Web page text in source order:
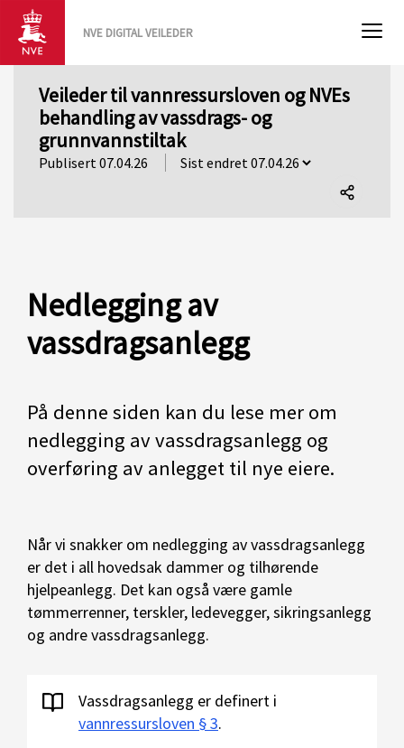
NVE DIGITAL VEILEDER
Veileder til vannressursloven og NVEs
behandling av vassdrags- og
grunnvannstiltak
Publisert 07.04.26
Nedlegging av
vassdragsanlegg
På denne siden kan du lese mer om
nedlegging av vassdragsanlegg og
overføring av anlegget til nye eiere.
Når vi snakker om nedlegging av vassdragsanlegg
er det i all hovedsak dammer og tilhørende
hjelpeanlegg. Det kan også være gamle
tømmerrenner, terskler, ledevegger, sikringsanlegg
og andre vassdragsanlegg.
Vassdragsanlegg er definert i
vannressursloven § 3.